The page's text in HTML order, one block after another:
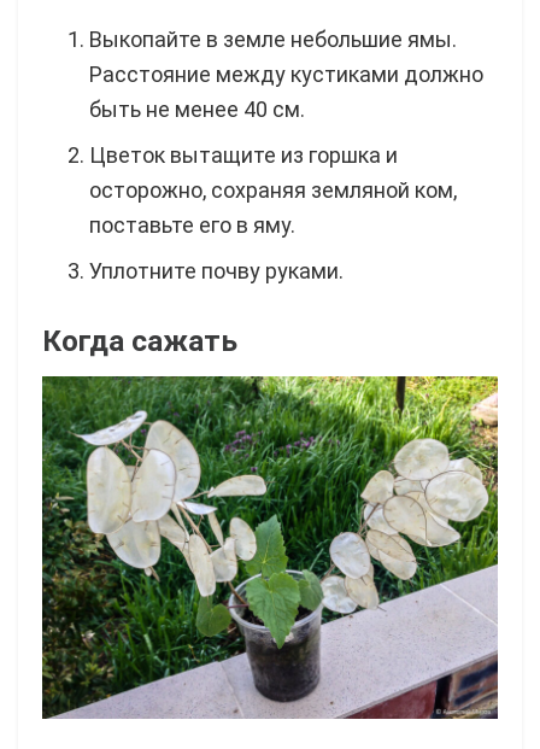
Выкопайте в земле небольшие ямы.
Расстояние между кустиками должно
быть не менее 40 см.
Цветок вытащите из горшка и
осторожно, сохраняя земляной ком,
поставьте его в яму.
Уплотните почву руками.
Когда сажать